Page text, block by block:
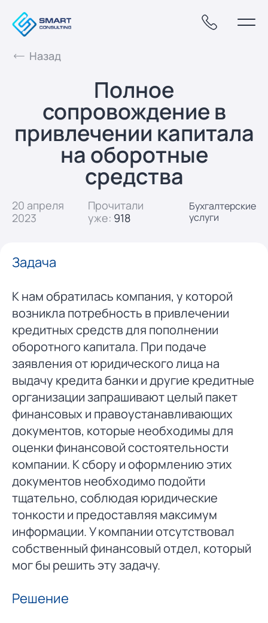
Назад
Полное
сопровождение в
привлечении капитала
на оборотные
средства
20 апреля
2023
Прочитали
уже: 918
Бухгалтерские
услуги
Задача
К нам обратилась компания, у которой
возникла потребность в привлечении
кредитных средств для пополнении
оборотного капитала. При подаче
заявления от юридического лица на
выдачу кредита банки и другие кредитные
организации запрашивают целый пакет
финансовых и правоустанавливающих
документов, которые необходимы для
оценки финансовой состоятельности
компании. К сбору и оформлению этих
документов необходимо подойти
тщательно, соблюдая юридические
тонкости и предоставляя максимум
информации. У компании отсутствовал
собственный финансовый отдел, который
мог бы решить эту задачу.
Решение